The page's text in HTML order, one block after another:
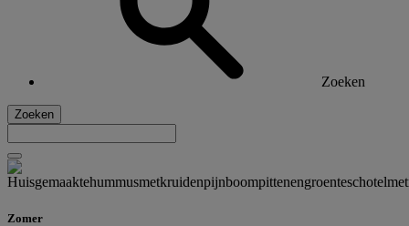
Zoeken
Zoeken
Zomer